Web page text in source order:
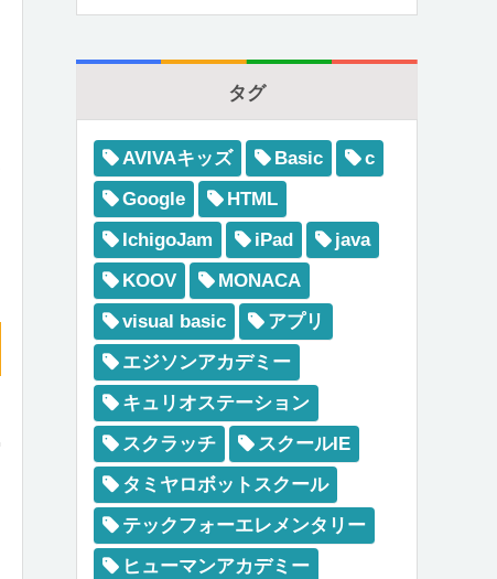
タグ
AVIVAキッズ Basic
c
Google
HTML
IchigoJam
iPad
java
KOOV
MONACA
visual basic
アプリ
エジソンアカデミー
キュリオステーション
スクラッチ
スクールIE
タミヤロボットスクール
テックフォーエレメンタリー
ヒューマンアカデミー